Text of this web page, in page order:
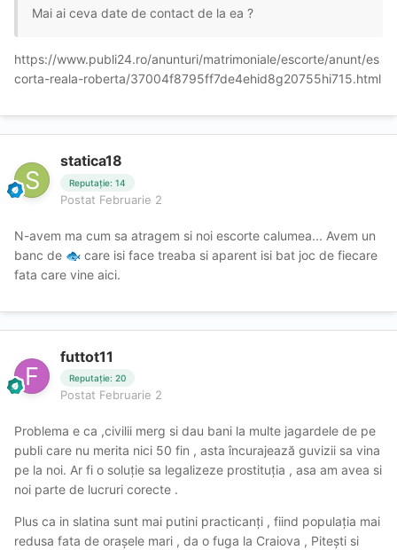
Mai ai ceva date de contact de la ea ?
https://www.publi24.ro/anunturi/matrimoniale/escorte/anunt/es
corta-reala-roberta/37004f8795ff7de4ehid8g20755hi715.html
statica18
Reputație: 14
Postat Februarie 2
N-avem ma cum sa atragem si noi escorte calumea... Avem un
banc de 🐟 care isi face treaba si aparent isi bat joc de fiecare
fata care vine aici.
futtot11
Reputație: 20
Postat Februarie 2
Problema e ca ,civilii merg si dau bani la multe jagardele de pe
publi care nu merita nici 50 fin , asta încurajează guvizii sa vina
pe la noi. Ar fi o soluție sa legalizeze prostituția , asa am avea si
noi parte de lucruri corecte .
Plus ca in slatina sunt mai putini practicanți , fiind populația mai
redusa fata de orașele mari , da o fuga la Craiova , Pitești si